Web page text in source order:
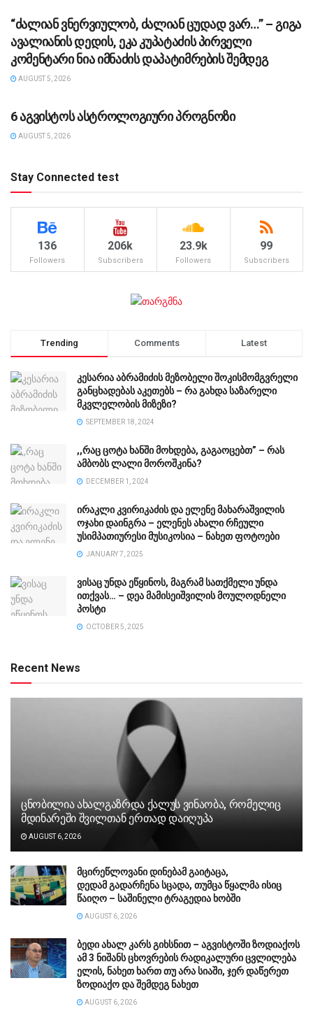
“ძა­ლი­ან ვნერ­ვი­უ­ლობ, ძა­ლი­ან ცუ­დად ვარ…” – გიგა
ავა­ლი­ა­ნის დე­დის, ეკა კუ­პა­ტა­ძის პირველი
კომენტარი ნია იმნაძის დაპატიმრების შემდეგ
AUGUST 5, 2026
6 აგვისტოს ასტროლოგიური პროგნოზი
AUGUST 5, 2026
Stay Connected test
136
Followers
206k
Subscribers
23.9k
Followers
99
Subscribers
Trending Comments Latest
კესარია აბრამიძის მეზობელი შოკისმომგვრელი
განცხადებას აკეთებს – რა გახდა საზარელი
მკვლელობის მიზეზი?
SEPTEMBER 18, 2024
,,რაც ცოტა ხანში მოხდება, გაგაოცებთ” – რას
ამბობს ლალი მოროშკინა?
DECEMBER 1, 2024
ირაკლი კვირიკაძის და ელენე მახარაშვილის
ოჯახი დაინგრა – ელენეს ახალი რჩეული
უსიმპათიურესი მუსიკოსია – ნახეთ ფოტოები
JANUARY 7, 2025
ვისაც უნდა ეწყინოს, მაგრამ სათქმელი უნდა
ითქვას… – დეა მამისეიშვილის მოულოდნელი
პოსტი
OCTOBER 5, 2025
Recent News
ცნობილია ახალგაზრდა ქალუს ვინაობა, რომელიც
მდინარეში შვილთან ერთად დაიღუპა
AUGUST 6, 2026
მცირეწლოვანი დინებამ გაიტაცა,
დედამ გადარჩენა სცადა, თუმცა წყალმა ისიც
წაიღო – საშინელი ტრაგედია ხობში
AUGUST 6, 2026
ბედი ახალ კარს გიხსნით – აგვისტოში ზოდიაქოს
ამ 3 ნიშანს ცხოვრების რადიკალური ცვლილება
ელის, ნახეთ ხართ თუ არა სიაში, ჯერ დაწერეთ
ზოდიაქო და შემდეგ ნახეთ
AUGUST 6, 2026